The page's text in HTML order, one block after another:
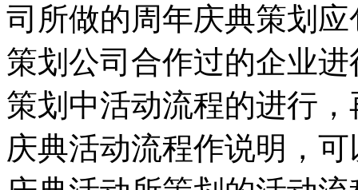
司所做的周年庆典策划
策划公司合作过的企业
策划中活动流程的进行
庆典活动流程作说明，